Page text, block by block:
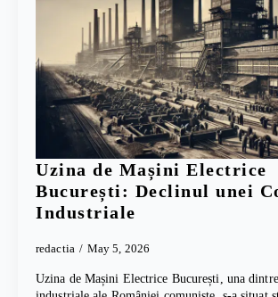
Uzina de Mașini Electrice
București: Declinul unei
Industriale
redactia May 5, 2026
Uzina de Mașini Electrice București, una